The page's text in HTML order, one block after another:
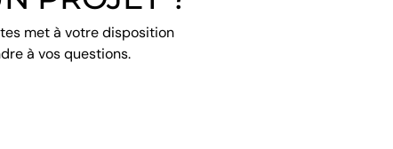
met à votre disposition
à vos questions.